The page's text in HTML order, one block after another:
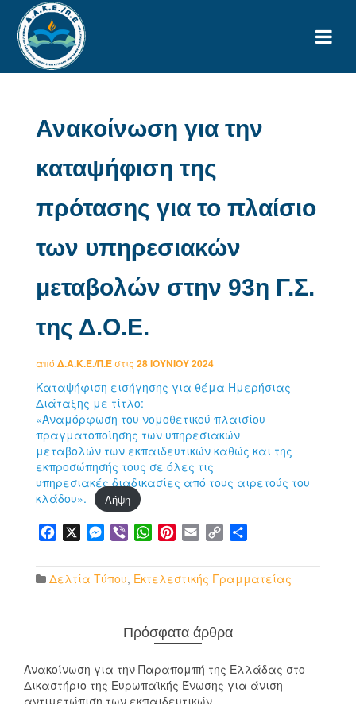
Ανακοίνωση για την
καταψήφιση της
πρότασης για το πλαίσιο
των υπηρεσιακών
μεταβολών στην 93η Γ.Σ.
της Δ.Ο.Ε.
από Δ.Α.Κ.Ε./Π.Εστις 28 ΙΟΥΝΊΟΥ 2024
Καταψήφιση εισήγησης για θέμα Ημερήσιας
Διάταξης με τίτλο:
«Αναμόρφωση του νομοθετικού πλαισίου
πραγματοποίησης των υπηρεσιακών
μεταβολών των εκπαιδευτικών καθώς και της
εκπροσώπησής τους σε όλες τις
υπηρεσιακές διαδικασίες από τους αιρετούς του
κλάδου».
Λήψη
Facebook Messenger
Viber WhatsApp
Pinterest
Email Copy
Δελτία Τύπου, Εκτελεστικής Γραμματείας
Πρόσφατα άρθρα
Ανακοίνωση για την Παραπομπή της Ελλάδας στο
Δικαστήριο της Ευρωπαϊκής Ένωσης για άνιση
αντιμετώπιση των εκπαιδευτικών